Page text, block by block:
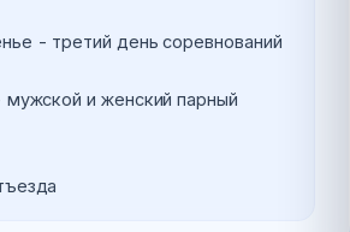
- третий день соревнований
и женский парный